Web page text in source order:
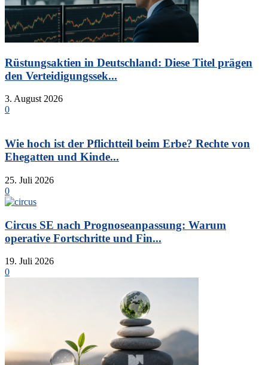
Rüstungsaktien in Deutschland: Diese Titel prägen
den Verteidigungssek...
3. August 2026
0
Wie hoch ist der Pflichtteil beim Erbe? Rechte von
Ehegatten und Kinde...
25. Juli 2026
0
Circus SE nach Prognoseanpassung: Warum
operative Fortschritte und Fin...
19. Juli 2026
0